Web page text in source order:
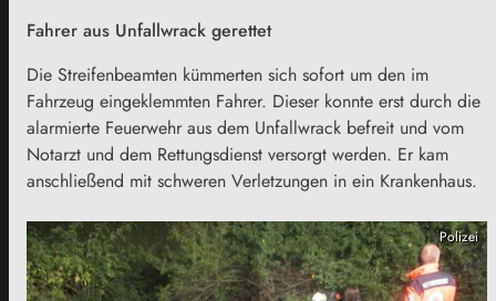
Fahrer aus Unfallwrack gerettet
Die Streifenbeamten kümmerten sich sofort um den im
Fahrzeug eingeklemmten Fahrer. Dieser konnte erst durch die
alarmierte Feuerwehr aus dem Unfallwrack befreit und vom
Notarzt und dem Rettungsdienst versorgt werden. Er kam
anschließend mit schweren Verletzungen in ein Krankenhaus.
Polizei